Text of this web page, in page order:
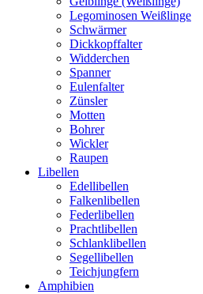
Legominosen Weißlinge
Schwärmer
Dickkopffalter
Widderchen
Spanner
Eulenfalter
Zünsler
Motten
Bohrer
Wickler
Raupen
Libellen
Edellibellen
Falkenlibellen
Federlibellen
Prachtlibellen
Schlanklibellen
Segellibellen
Teichjungfern
Amphibien